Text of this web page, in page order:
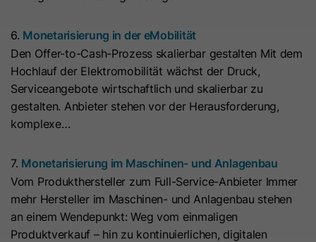
6. Monetarisierung in der eMobilität
Den Offer-to-Cash-Prozess skalierbar gestalten Mit dem
Hochlauf der Elektromobilität wächst der Druck,
Serviceangebote wirtschaftlich und skalierbar zu
gestalten. Anbieter stehen vor der Herausforderung,
komplexe…
7. Monetarisierung im Maschinen- und Anlagenbau
Vom Produkthersteller zum Full-Service-Anbieter Immer
mehr Hersteller im Maschinen- und Anlagenbau stehen
an einem Wendepunkt: Weg vom einmaligen
Produktverkauf – hin zu kontinuierlichen, digitalen
schützen.
Anbieter Cloudflare
Laufzeit Es läuft am Ende der Sitzung ab
Dieses Cookie wird durch den CDN-
Anbieter von HubSpot aufgrund von
dessen Richtlinien für
Cookies
(https://support.cloudflare.com/hc/en-
the-Cloudflare-Cookies). Es läuft am
Ende der Sitzung ab.
Name __hs_d_not_tracking
Anbieter HubSpot
Laufzeit
Zweck
werden, dass der Tracking-Code
keine Informationen an HubSpot
sendet. Es enthält die Zeichenfolge
„Ja“.
Zweck
ausschließlich der Verwaltung und
Ausspielung von Tags (z. B. Google
Analytics). Der Dienst setzt selbst
keine Cookies und speichert keine
personenbezogenen Daten.
anbieten können.